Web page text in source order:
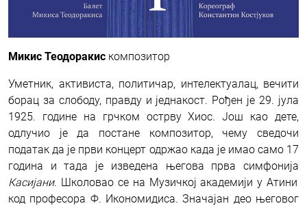
Микис Теодоракис композитор
Уметник, активиста, политичар, интелектуалац, вечити
борац за слободу, правду и једнакост. Рођен је 29. јула
1925. године на грчком острву Хиос. Још као дете,
одлучио је да постане композитор, чему сведочи
податак да је први концерт одржао када је имао само 17
година и тада је изведена његова прва симфонија
Касијани. Школовао се на Музичкој академији у Атини
код професора Ф. Икономидиса. Значајан део његовог